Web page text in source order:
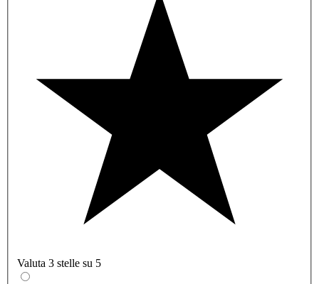
Valuta 3 stelle su 5